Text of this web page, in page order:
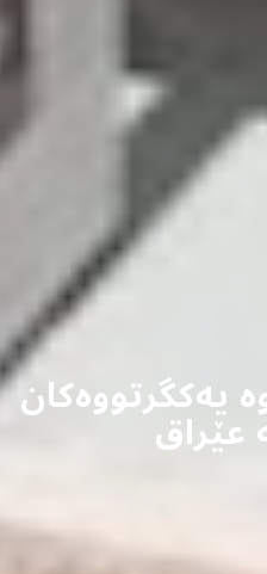
یەکگرتووەکان
عێراق